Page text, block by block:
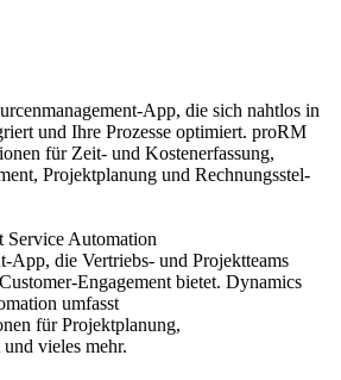
App, die sich nahtlos in
und Ihre Prozesse optimiert. proRM
für Zeit- und Kostenerfassung,
Projektplanung und Rechnungsstel-
App, die Vertriebs- und Projektteams
Engagement bietet. Dynamics
umfasst
für Projektplanung,
vieles mehr.